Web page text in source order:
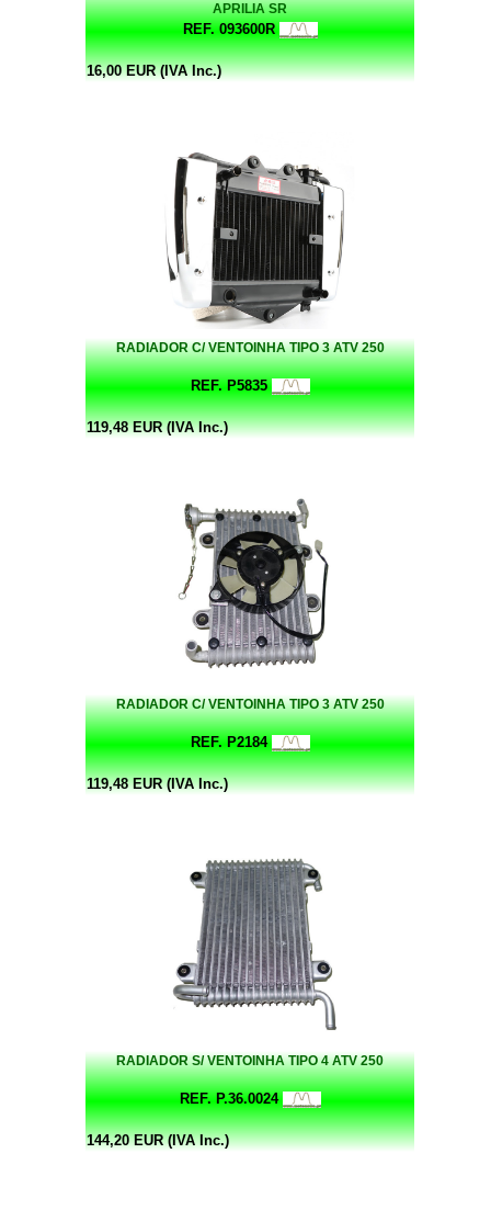
APRILIA SR
REF. 093600R
16,00 EUR (IVA Inc.)
RADIADOR C/ VENTOINHA TIPO 3 ATV 250
REF. P5835
119,48 EUR (IVA Inc.)
RADIADOR C/ VENTOINHA TIPO 3 ATV 250
REF. P2184
119,48 EUR (IVA Inc.)
RADIADOR S/ VENTOINHA TIPO 4 ATV 250
REF. P.36.0024
144,20 EUR (IVA Inc.)